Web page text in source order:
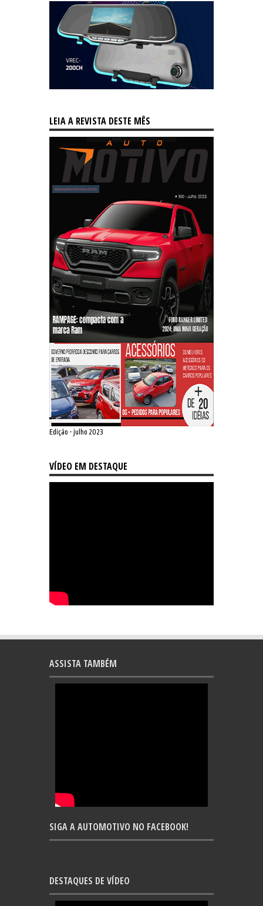
LEIA A REVISTA DESTE MÊS
Edição - julho 2023
VÍDEO EM DESTAQUE
ASSISTA TAMBÉM
SIGA A AUTOMOTIVO NO FACEBOOK!
DESTAQUES DE VÍDEO